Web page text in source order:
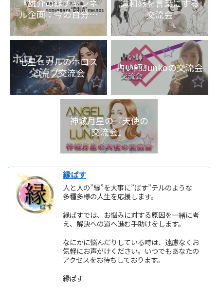
『雄介の縁チャンネ
ル企画：今の自分を
整理する“目利き”言
語化交流会』
違和感を言葉にする
交流会
七星ヒカルのホロス
コープ交流会
占い師Junkoの交流会
神城月星の『天使の
交流会』
縁ぱす
人と人の”縁”を大事に”ぱす”テルのような
多種多様の人生を応援します。
縁ぱすでは、お悩みに対する原因を一緒に考
え、解決への道へ進む手助けをします。
なにかに悩んだりしている時は、遠慮なくお
気軽にお声がけください。いつでもあなたの
アクセスをお待ちしております。
縁ぱす